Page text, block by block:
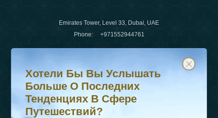
Emirates Tower, Level 33, Dubai, UAE
Phone: +971552944761
WhatsApp Нет :+442034682356
+971552944761
Хотели бы вы услышать больше о последних
Подпишитесь на нашу рассылку и будьте в курсе
Хотели Бы Вы Услышать
Больше О Последних
Тенденциях В Сфере
Путешествий?